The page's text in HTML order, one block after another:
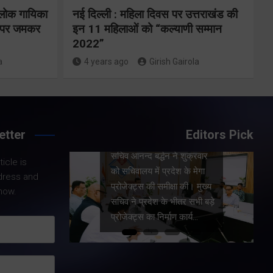
गायिका
पर जमकर
नई दिल्ली : महिला दिवस पर उत्तराखंड की
इन 11 महिलाओं को “कल्याणी सम्मान
2022”
4 years ago Girish Gairola
is
and
Editors Pick
के
मुख्य
मेगा
मुख्य
और प्रशिक्षकों को
मुख्यमंत्री धामी ने
किया सम्मानित
Share Nowदेहरादून।
मुख्यमंत्री पुष्कर सिंह धामी ने
आज मुख्यमंत्री आवास में ग्लासगो,
स्कॉटलैंड में आयोजित कॉमनवेल्थ
गेम्स 2026 में उत्कृष्ट प्रदर्शन
कर उत्तराखंड का गौरव बढ़ाने
वाले खिलाड़ियों और उनके…